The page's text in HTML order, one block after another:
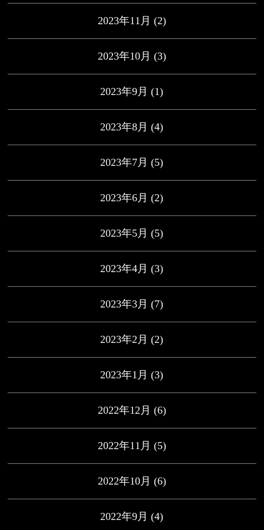
2023年11月 (2)
2023年10月 (3)
2023年9月 (1)
2023年8月 (4)
2023年7月 (5)
2023年6月 (2)
2023年5月 (5)
2023年4月 (3)
2023年3月 (7)
2023年2月 (2)
2023年1月 (3)
2022年12月 (6)
2022年11月 (5)
2022年10月 (6)
2022年9月 (4)